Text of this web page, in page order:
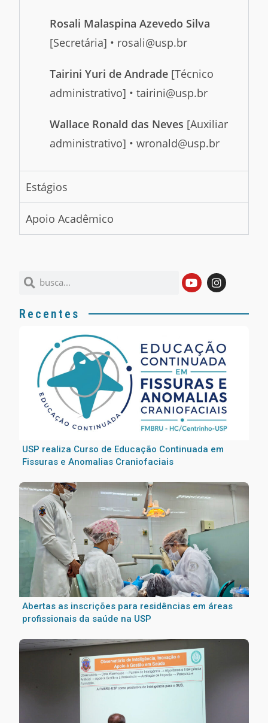
Rosali Malaspina Azevedo Silva
[Secretária] • rosali@usp.br
Tairini Yuri de Andrade [Técnico
administrativo] • tairini@usp.br
Wallace Ronald das Neves [Auxiliar
administrativo] • wronald@usp.br
Estágios
Apoio Acadêmico
Recentes
USP realiza Curso de Educação Continuada em
Fissuras e Anomalias Craniofaciais
Abertas as inscrições para residências em áreas
profissionais da saúde na USP